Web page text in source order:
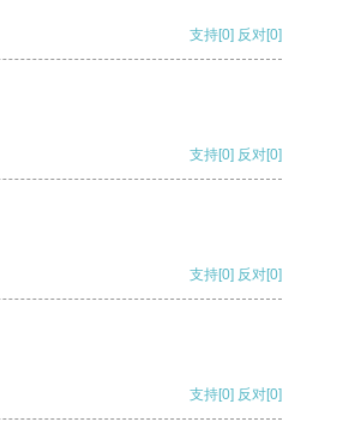
支持[0] 反对[0]
支持[0] 反对[0]
支持[0] 反对[0]
支持[0] 反对[0]